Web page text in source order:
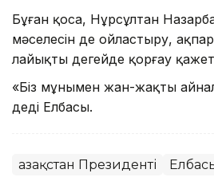
Бұған қоса, Нұрсұлтан
мәселесін де ойластыру,
лайықты деңгейде қорғау
«Біз мұнымен жан-жақты
деді Елбасы.
Қазақстан Президенті